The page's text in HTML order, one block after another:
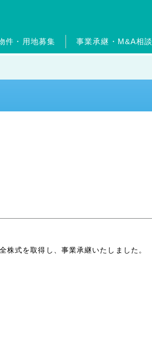
ィスト
件・用地募集 事業承継・M&A相談
式を取得し、事業承継いたしました。